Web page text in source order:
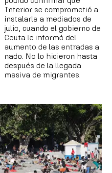
Interior se comprometió a
instalarla a mediados de
julio, cuando el gobierno de
Ceuta le informó del
aumento de las entradas a
nado. No lo hicieron hasta
después de la llegada
masiva de migrantes.